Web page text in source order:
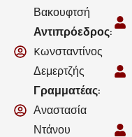
Βακουφτσή
Αντιπρόεδρος:
Kωνσταντίνος
Δεμερτζής
Γραμματέας:
Αναστασία
Ντάνου